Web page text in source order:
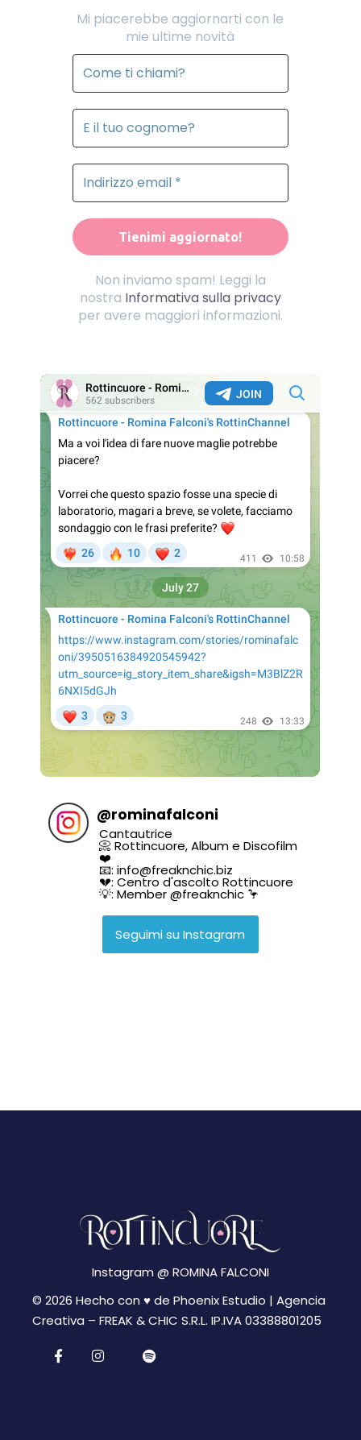
Mi piacerebbe aggiornarti con le
mie ultime novità
Non inviamo spam! Leggi la
nostra Informativa sulla privacy
per avere maggiori informazioni.
@rominafalconi
Cantautrice
📀 Rottincuore, Album e Discofilm
❤️
📧: info@freaknchic.biz
💔: Centro d'ascolto Rottincuore
💡: Member @freaknchic 🦩
Seguimi su Instagram
Instagram @ ROMINA FALCONI
© 2026 Hecho con ♥ de Phoenix Estudio | Agencia
Creativa –FREAK & CHIC S.R.L. IP.IVA 03388801205